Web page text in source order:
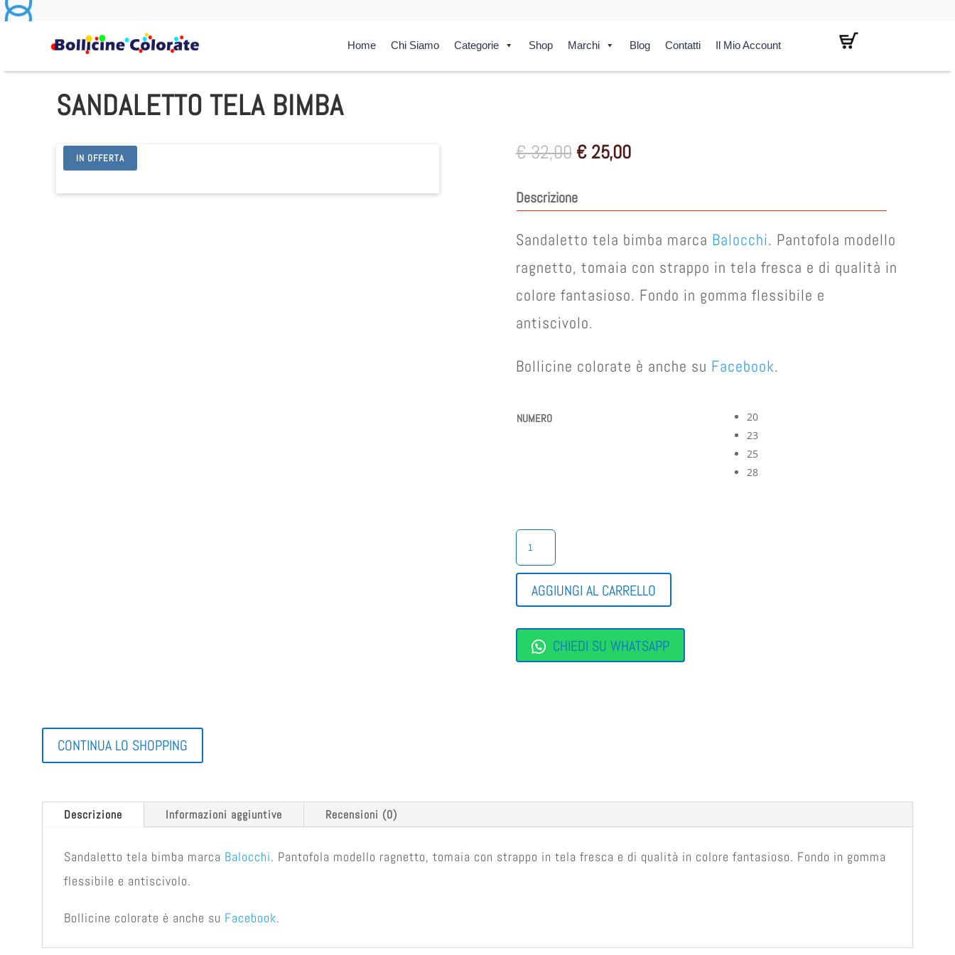
Home Chi Siamo Categorie Shop Marchi Blog Contatti Il Mio Account
SANDALETTO TELA BIMBA
IN OFFERTA €32,00 Il
prezzo
era:
€ 32,00.
€25,00Il
€ 25,00.
Descrizione
Sandaletto tela bimba marca Balocchi. Pantofola modello
ragnetto, tomaia con strappo in tela fresca e di qualità in
colore fantasioso. Fondo in gomma flessibile e
antiscivolo.
Bollicine colorate è anche su Facebook.
NUMERO
20
23
25
28
SANDALETTO
TELA
BIMBA
AGGIUNGI AL CARRELLO
CHIEDI SU WHATSAPP
CONTINUA LO SHOPPING
Descrizione Informazioni aggiuntive Recensioni (0)
Sandaletto tela bimba marca Balocchi. Pantofola modello ragnetto, tomaia con strappo in tela fresca e di qualità in colore fantasioso. Fondo in gomma
flessibile e antiscivolo.
Bollicine colorate è anche su Facebook.